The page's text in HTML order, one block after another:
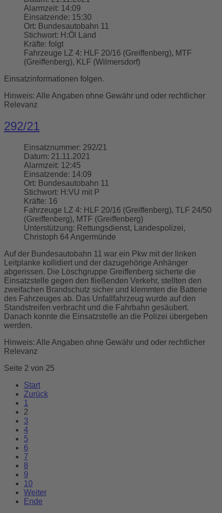
Alarmzeit: 14:09
Einsatzende: 15:30
Ort: Bundesautobahn 11
Stichwort: H:Öl Land
Kräfte: folgt
Fahrzeuge LZ 4: HLF 20/16 (Greiffenberg), MTF
(Greiffenberg), KLF (Wilmersdorf)
Einsatzinformationen folgen.
Hinweis: Alle Angaben ohne Gewähr und oder rechtlicher
Relevanz
292/21
Einsatznummer: 292/21
Datum: 21.11.2021
Alarmzeit: 12:45
Einsatzende: 14:09
Ort: Bundesautobahn 11
Stichwort: H:VU mit P
Kräfte: 16
Fahrzeuge LZ 4: HLF 20/16 (Greiffenberg), TLF 24/50
(Greiffenberg), MTF (Greiffenberg)
Unterstützung: Rettungsdienst, Landespolizei,
Christoph 64 Angermünde
Auf der Bundesautobahn 11 war ein Pkw mit der linken
Leitplanke kollidiert und der dazugehörige Anhänger
abgerissen. Die Löschgruppe Greiffenberg sicherte die
Einsatzstelle gegen den fließenden Verkehr, stellten den
zweifachen Brandschutz sicher und klemmten die Batterie
des Fahrzeuges ab. Das Unfallfahrzeug wurde auf den
Standstreifen verbracht und die Fahrbahn gesäubert.
Danach konnte die Einsatzstelle an die Polizei übergeben
werden.
Hinweis: Alle Angaben ohne Gewähr und oder rechtlicher
Relevanz
Seite 2 von 25
Start
Zurück
1
2
3
4
5
6
7
8
9
10
Weiter
Ende